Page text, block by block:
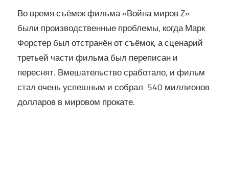
Во время съёмок фильма «Война миров Z»
были производственные проблемы, когда Марк
Форстер был отстранён от съёмок, а сценарий
третьей части фильма был переписан и
переснят. Вмешательство сработало, и фильм
стал очень успешным и собрал 540 миллионов
долларов в мировом прокате.